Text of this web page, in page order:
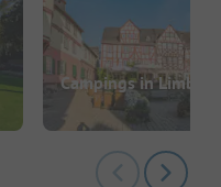
Campings in Limburg